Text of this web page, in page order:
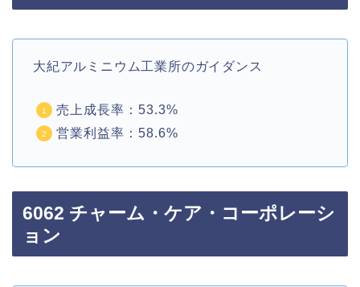
大紀アルミニウム工業所のガイダンス
売上成長率：53.3%
営業利益率：58.6%
6062 チャーム・ケア・コーポレーシ
ョン